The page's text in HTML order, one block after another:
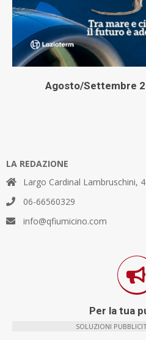
Agosto/Settembre
LA REDAZIONE
Largo Cardinal Lambruschini,
06-66560329
info@qfiumicino.com
Per la tua
SOLUZIONI